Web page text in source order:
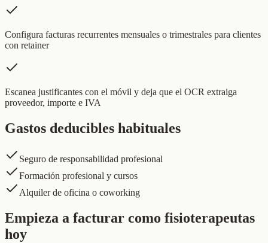
Configura facturas recurrentes mensuales o trimestrales para clientes
con retainer
Escanea justificantes con el móvil y deja que el OCR extraiga
proveedor, importe e IVA
Gastos deducibles habituales
Seguro de responsabilidad profesional
Formación profesional y cursos
Alquiler de oficina o coworking
Empieza a facturar como fisioterapeutas
hoy